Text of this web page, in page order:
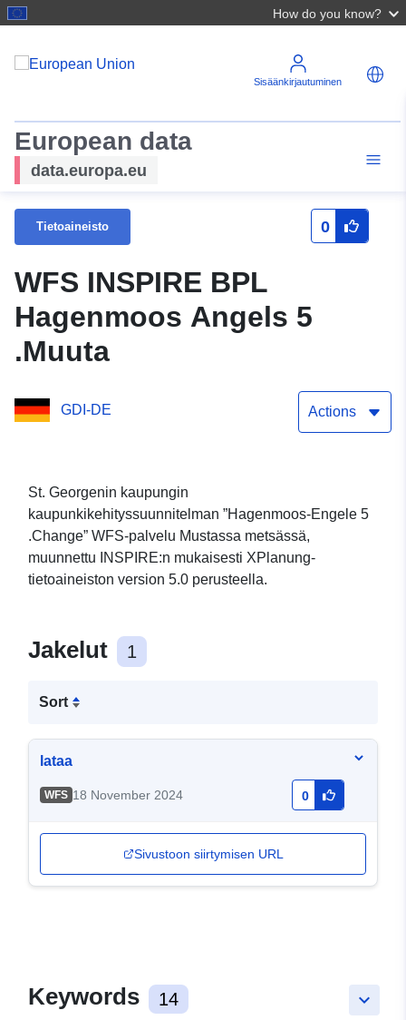
How do you know?
Sisäänkirjautuminen
European data
data.europa.eu
Tietoaineisto 0
WFS INSPIRE BPL
Hagenmoos Angels 5
.Muuta
GDI-DE Actions
St. Georgenin kaupungin
kaupunkikehityssuunnitelman ”Hagenmoos-Engele 5
.Change” WFS-palvelu Mustassa metsässä,
muunnettu INSPIRE:n mukaisesti XPlanung-
tietoaineiston version 5.0 perusteella.
Jakelut 1
Sort
lataa
WFS 18 November 2024 0
Sivustoon siirtymisen URL
keyboard_arrow_down
Keywords 14